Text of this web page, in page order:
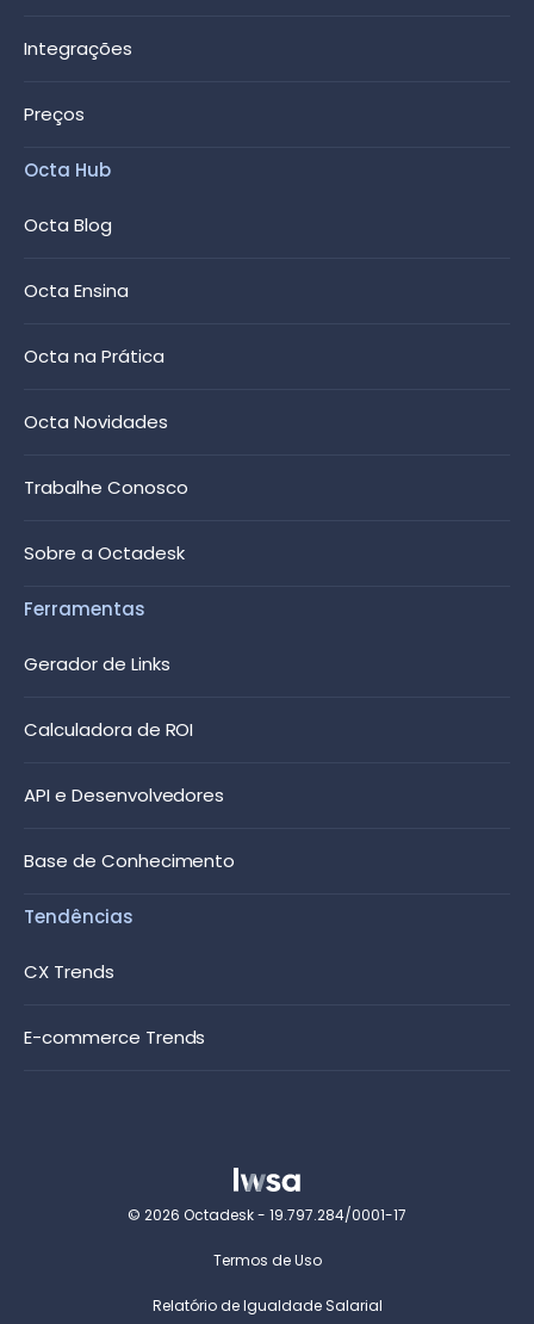
Integrações
Preços
Octa Hub
Octa Blog
Octa Ensina
Octa na Prática
Octa Novidades
Trabalhe Conosco
Sobre a Octadesk
Ferramentas
Gerador de Links
Calculadora de ROI
API e Desenvolvedores
Base de Conhecimento
Tendências
CX Trends
E-commerce Trends
© 2026 Octadesk - 19.797.284/0001-17
Termos de Uso
Relatório de Igualdade Salarial